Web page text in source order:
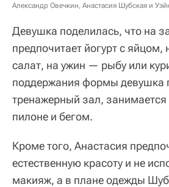
Александр Овечкин, Анастасия Шубская и
Девушка поделилась, что на
предпочитает йогурт с
салат, на ужин — рыбу или
поддержания формы девушка
тренажерный зал,
пилоне и бегом.
Кроме того, Анастасия
естественную красоту и не
макияж, а в плане одежды